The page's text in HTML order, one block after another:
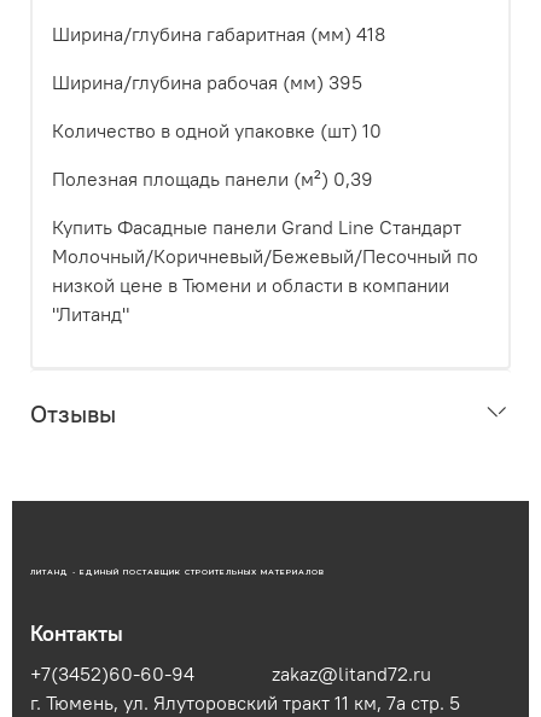
Ширина/глубина габаритная (мм) 418
Ширина/глубина рабочая (мм) 395
Количество в одной упаковке (шт) 10
Полезная площадь панели (м²) 0,39
Купить Фасадные панели Grand Line Стандарт
Молочный/Коричневый/Бежевый/Песочный по
низкой цене в Тюмени и области в компании
"Литанд"
Отзывы
ЛИТАНД - ЕДИНЫЙ ПОСТАВЩИК СТРОИТЕЛЬНЫХ МАТЕРИАЛОВ
Контакты
+7(3452)60-60-94
zakaz@litand72.ru
г. Тюмень, ул. Ялуторовский тракт 11 км, 7а стр. 5